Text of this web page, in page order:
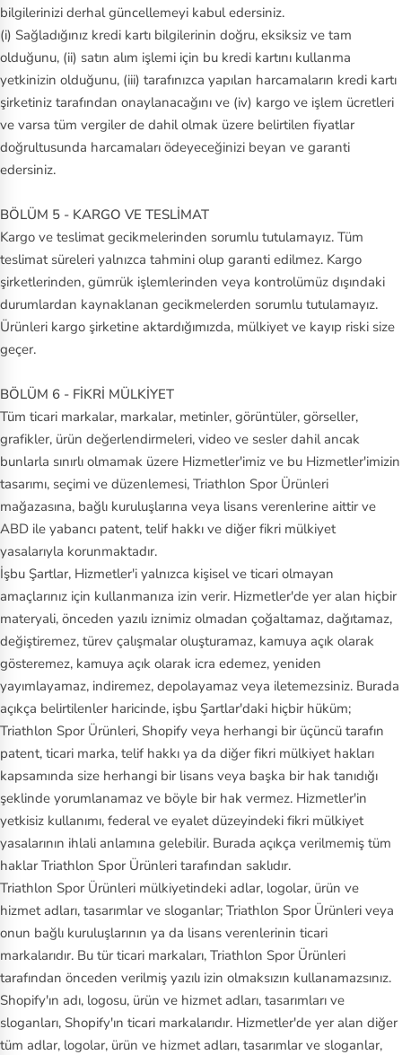
bilgilerinizi derhal güncellemeyi kabul edersiniz.
(i) Sağladığınız kredi kartı bilgilerinin doğru, eksiksiz ve tam
olduğunu, (ii) satın alım işlemi için bu kredi kartını kullanma
yetkinizin olduğunu, (iii) tarafınızca yapılan harcamaların kredi kartı
şirketiniz tarafından onaylanacağını ve (iv) kargo ve işlem ücretleri
ve varsa tüm vergiler de dahil olmak üzere belirtilen fiyatlar
doğrultusunda harcamaları ödeyeceğinizi beyan ve garanti
edersiniz.
BÖLÜM 5 - KARGO VE TESLİMAT
Kargo ve teslimat gecikmelerinden sorumlu tutulamayız. Tüm
teslimat süreleri yalnızca tahmini olup garanti edilmez. Kargo
şirketlerinden, gümrük işlemlerinden veya kontrolümüz dışındaki
durumlardan kaynaklanan gecikmelerden sorumlu tutulamayız.
Ürünleri kargo şirketine aktardığımızda, mülkiyet ve kayıp riski size
geçer.
BÖLÜM 6 - FİKRİ MÜLKİYET
Tüm ticari markalar, markalar, metinler, görüntüler, görseller,
grafikler, ürün değerlendirmeleri, video ve sesler dahil ancak
bunlarla sınırlı olmamak üzere Hizmetler'imiz ve bu Hizmetler'imizin
tasarımı, seçimi ve düzenlemesi, Triathlon Spor Ürünleri
mağazasına, bağlı kuruluşlarına veya lisans verenlerine aittir ve
ABD ile yabancı patent, telif hakkı ve diğer fikri mülkiyet
yasalarıyla korunmaktadır.
İşbu Şartlar, Hizmetler'i yalnızca kişisel ve ticari olmayan
amaçlarınız için kullanmanıza izin verir. Hizmetler'de yer alan hiçbir
materyali, önceden yazılı iznimiz olmadan çoğaltamaz, dağıtamaz,
değiştiremez, türev çalışmalar oluşturamaz, kamuya açık olarak
gösteremez, kamuya açık olarak icra edemez, yeniden
yayımlayamaz, indiremez, depolayamaz veya iletemezsiniz. Burada
açıkça belirtilenler haricinde, işbu Şartlar'daki hiçbir hüküm;
Triathlon Spor Ürünleri, Shopify veya herhangi bir üçüncü tarafın
patent, ticari marka, telif hakkı ya da diğer fikri mülkiyet hakları
kapsamında size herhangi bir lisans veya başka bir hak tanıdığı
şeklinde yorumlanamaz ve böyle bir hak vermez. Hizmetler'in
yetkisiz kullanımı, federal ve eyalet düzeyindeki fikri mülkiyet
yasalarının ihlali anlamına gelebilir. Burada açıkça verilmemiş tüm
haklar Triathlon Spor Ürünleri tarafından saklıdır.
Triathlon Spor Ürünleri mülkiyetindeki adlar, logolar, ürün ve
hizmet adları, tasarımlar ve sloganlar; Triathlon Spor Ürünleri veya
onun bağlı kuruluşlarının ya da lisans verenlerinin ticari
markalarıdır. Bu tür ticari markaları, Triathlon Spor Ürünleri
tarafından önceden verilmiş yazılı izin olmaksızın kullanamazsınız.
Shopify'ın adı, logosu, ürün ve hizmet adları, tasarımları ve
sloganları, Shopify'ın ticari markalarıdır. Hizmetler'de yer alan diğer
tüm adlar, logolar, ürün ve hizmet adları, tasarımlar ve sloganlar,